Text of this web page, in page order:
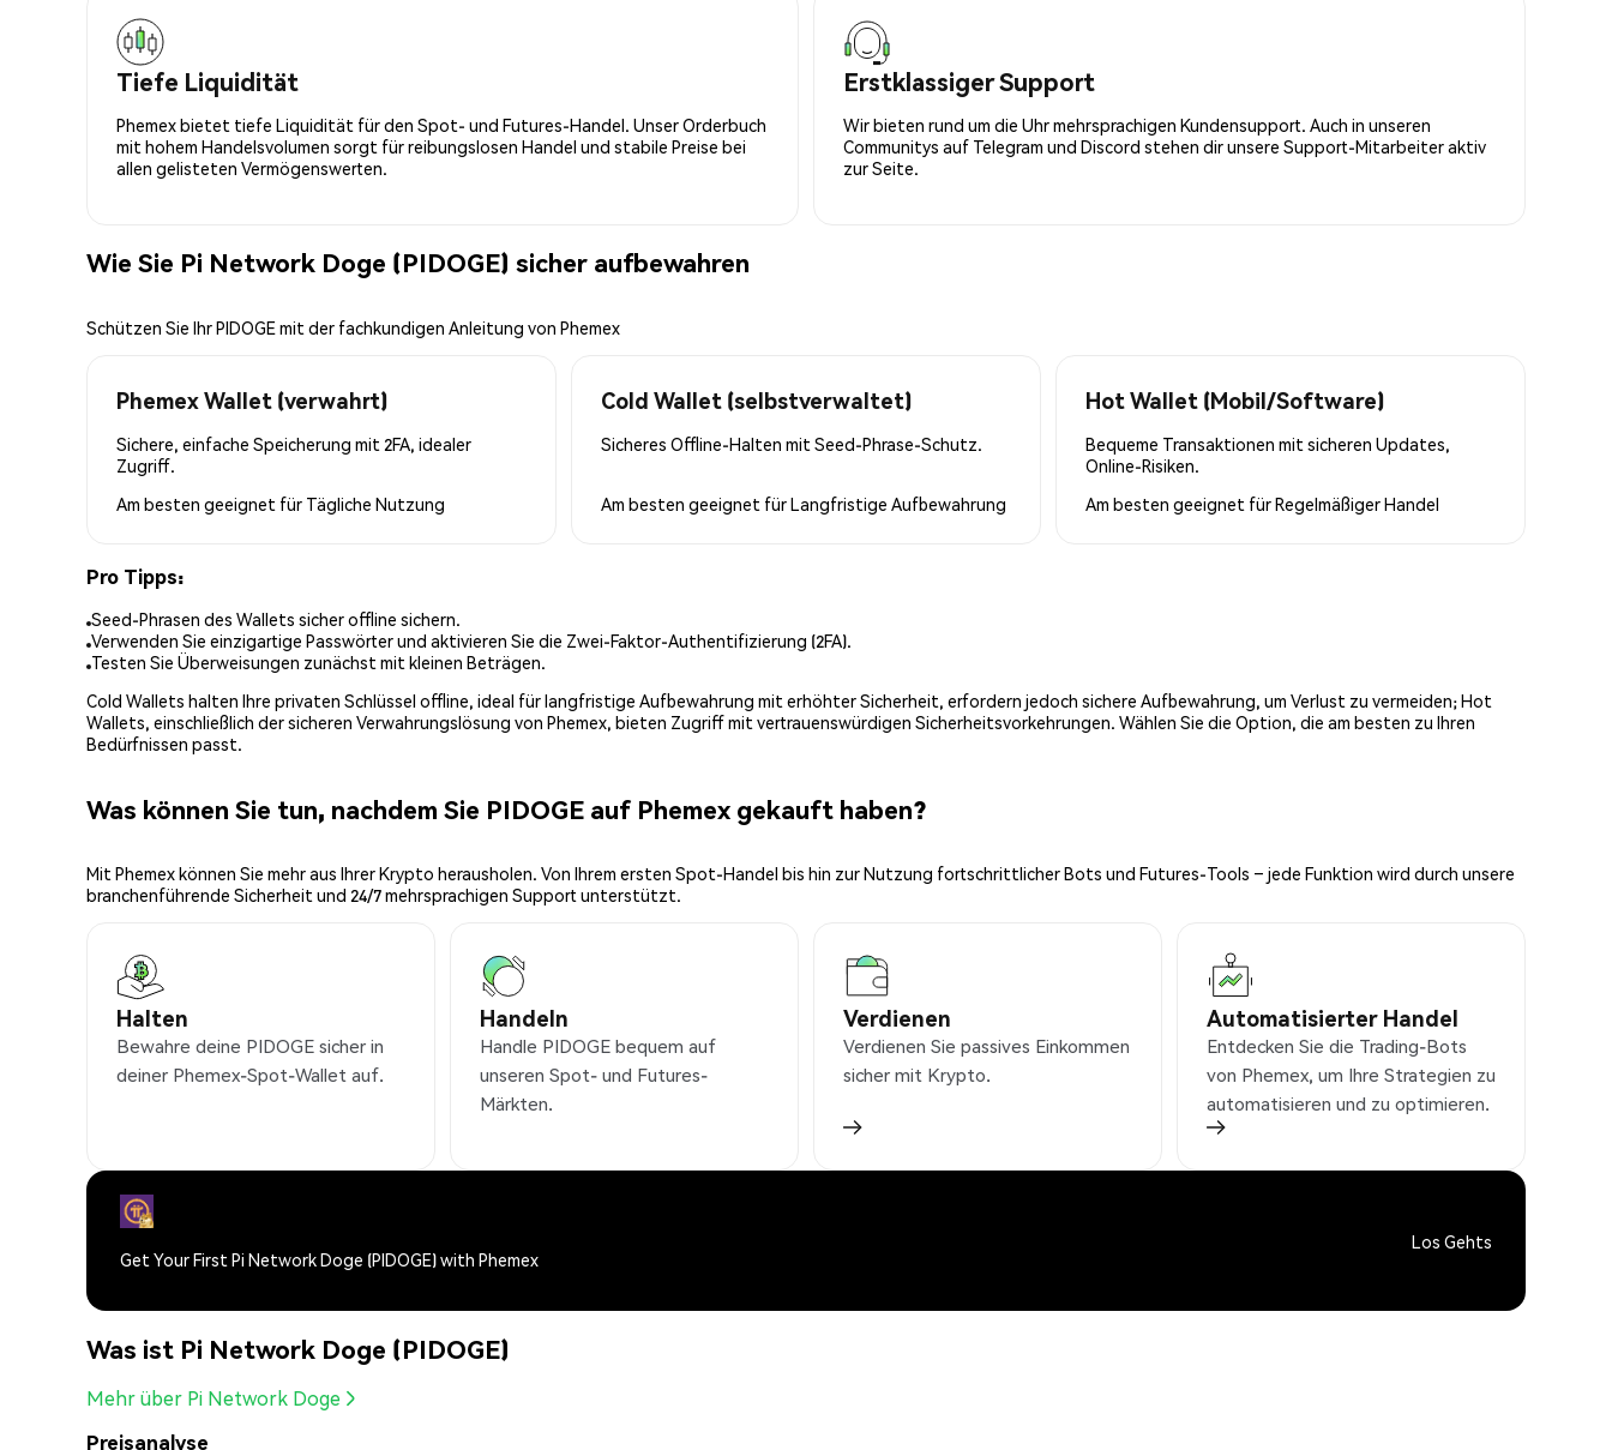
Tiefe Liquidität
Phemex bietet tiefe Liquidität für den Spot- und Futures-Handel. Unser Orderbuch
mit hohem Handelsvolumen sorgt für reibungslosen Handel und stabile Preise bei
allen gelisteten Vermögenswerten.
Erstklassiger Support
Wir bieten rund um die Uhr mehrsprachigen Kundensupport. Auch in unseren
Communitys auf Telegram und Discord stehen dir unsere Support-Mitarbeiter aktiv
zur Seite.
Wie Sie Pi Network Doge (PIDOGE) sicher aufbewahren
Schützen Sie Ihr PIDOGE mit der fachkundigen Anleitung von Phemex
Phemex Wallet (verwahrt)
Sichere, einfache Speicherung mit 2FA, idealer
Zugriff.
Am besten geeignet für Tägliche Nutzung
Cold Wallet (selbstverwaltet)
Sicheres Offline-Halten mit Seed-Phrase-Schutz.
Am besten geeignet fürLangfristige Aufbewahrung
Hot Wallet (Mobil/Software)
Bequeme Transaktionen mit sicheren Updates,
Online-Risiken.
Am besten geeignet fürRegelmäßiger Handel
Pro Tipps:
Seed-Phrasen des Wallets sicher offline sichern.
Verwenden Sie einzigartige Passwörter und aktivieren Sie die Zwei-Faktor-Authentifizierung (2FA).
Testen Sie Überweisungen zunächst mit kleinen Beträgen.
Cold Wallets halten Ihre privaten Schlüssel offline, ideal für langfristige Aufbewahrung mit erhöhter Sicherheit, erfordern jedoch sichere Aufbewahrung, um Verlust zu vermeiden; Hot
Wallets, einschließlich der sicheren Verwahrungslösung von Phemex, bieten Zugriff mit vertrauenswürdigen Sicherheitsvorkehrungen. Wählen Sie die Option, die am besten zu Ihren
Bedürfnissen passt.
Was können Sie tun, nachdem Sie PIDOGE auf Phemex gekauft haben?
Mit Phemex können Sie mehr aus Ihrer Krypto herausholen. Von Ihrem ersten Spot-Handel bis hin zur Nutzung fortschrittlicher Bots und Futures-Tools – jede Funktion wird durch unsere
branchenführende Sicherheit und 24/7 mehrsprachigen Support unterstützt.
Halten
Bewahre deine PIDOGE sicher in
deiner Phemex-Spot-Wallet auf.
Handeln
Handle PIDOGE bequem auf
unseren Spot- und Futures-
Märkten.
Verdienen
Verdienen Sie passives Einkommen
sicher mit Krypto.
Automatisierter Handel
Entdecken Sie die Trading-Bots
von Phemex, um Ihre Strategien zu
automatisieren und zu optimieren.
Get Your First Pi Network Doge (PIDOGE) with Phemex
Los Gehts
Was ist Pi Network Doge (PIDOGE)
Mehr über Pi Network Doge
Preisanalyse